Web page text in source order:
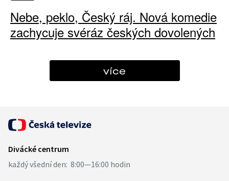
Nebe, peklo, Český ráj. Nová komedie
zachycuje svéráz českých dovolených
více